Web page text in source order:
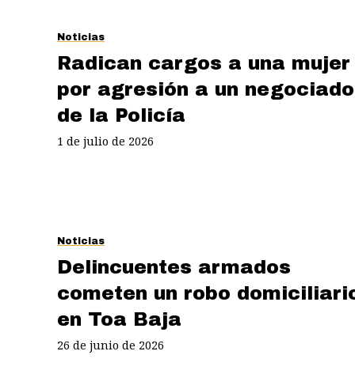
Noticias
Radican cargos a una mujer
por agresión a un
de la Policía
1 de julio de 2026
Noticias
Delincuentes armados
cometen un robo
en Toa Baja
26 de junio de 2026